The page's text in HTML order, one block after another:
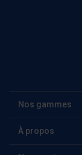
Nos gammes
À propos